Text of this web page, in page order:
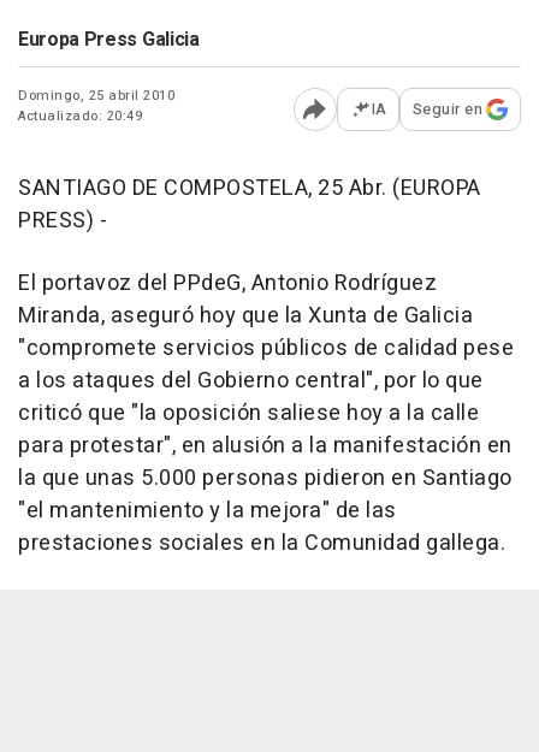
Europa Press Galicia
Domingo, 25 abril 2010
Actualizado: 20:49
Abrir opciones para
IA Seguir en
SANTIAGO DE COMPOSTELA, 25 Abr. (EUROPA
PRESS) -
El portavoz del PPdeG, Antonio Rodríguez
Miranda, aseguró hoy que la Xunta de Galicia
"compromete servicios públicos de calidad pese
a los ataques del Gobierno central", por lo que
criticó que "la oposición saliese hoy a la calle
para protestar", en alusión a la manifestación en
la que unas 5.000 personas pidieron en Santiago
"el mantenimiento y la mejora" de las
prestaciones sociales en la Comunidad gallega.